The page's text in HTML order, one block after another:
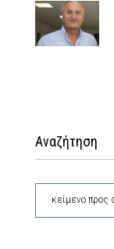
Αναζήτηση